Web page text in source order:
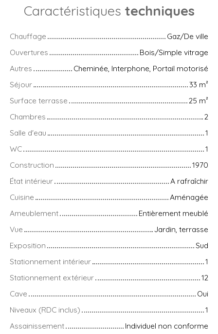
Caractéristiques techniques
Chauffage
Gaz/De ville
Ouvertures
Bois/Simple vitrage
Autres
Cheminée, Interphone, Portail motorisé
Séjour
33 m²
Surface terrasse
25 m²
Chambres
2
Salle d'eau
1
WC
1
Construction
1970
État intérieur
A rafraîchir
Cuisine
Aménagée
Ameublement
Entièrement meublé
Vue
Jardin, terrasse
Exposition
Sud
Stationnement intérieur
1
Stationnement extérieur
12
Cave
Oui
Niveaux (RDC inclus)
1
Assainissement
Individuel non conforme